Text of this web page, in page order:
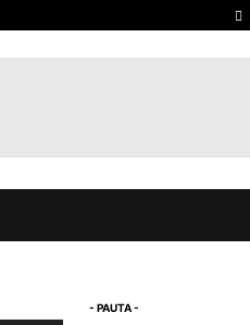
- PAUTA -